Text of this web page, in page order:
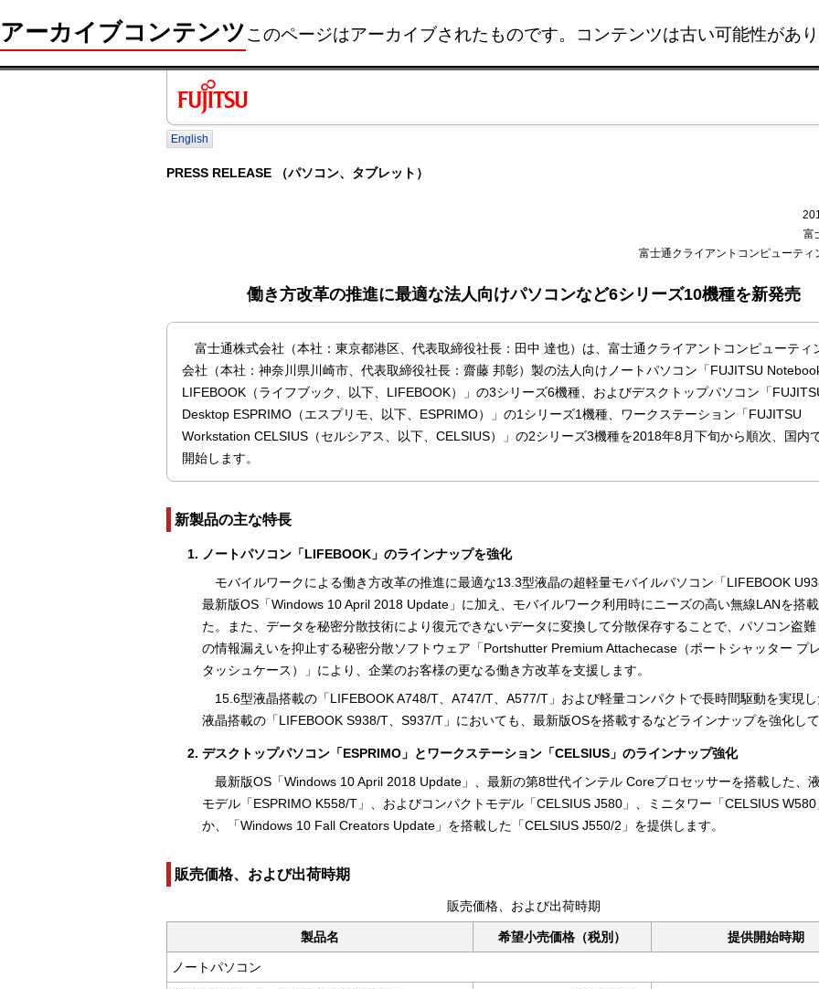
アーカイブコンテンツこのページはアーカイブされたものです。コンテンツは古い可能性があ
English
PRESS RELEASE （パソコン、タブレット）
富
富士通クライアントコンピューティ
働き方改革の推進に最適な法人向けパソコンなど6シリーズ10機種を新発売
富士通株式会社（本社：東京都港区、代表取締役社長：田中 達也）は、富士通クライアントコンピューティ
会社（本社：神奈川県川崎市、代表取締役社長：齋藤 邦彰）製の法人向けノートパソコン「FUJITSU
LIFEBOOK（ライフブック、以下、LIFEBOOK）」の3シリーズ6機種、およびデスクトップパソコン「
Desktop ESPRIMO（エスプリモ、以下、ESPRIMO）」の1シリーズ1機種、ワークステーション「FUJITSU
Workstation CELSIUS（セルシアス、以下、CELSIUS）」の2シリーズ3機種を2018年8月下旬から順次、国内
開始します。
新製品の主な特長
ノートパソコン「LIFEBOOK」のラインナップを強化
モバイルワークによる働き方改革の推進に最適な13.3型液晶の超軽量モバイルパソコン「LIFEBOOK
最新版OS「Windows 10 April 2018 Update」に加え、モバイルワーク利用時にニーズの高い無線LANを搭
た。また、データを秘密分散技術により復元できないデータに変換して分散保存することで、パソコン盗
の情報漏えいを抑止する秘密分散ソフトウェア「Portshutter Premium Attachecase（ポートシャッター プ
タッシュケース）」により、企業のお客様の更なる働き方改革を支援します。
15.6型液晶搭載の「LIFEBOOK A748/T、A747/T、A577/T」および軽量コンパクトで長時間駆動を実現
液晶搭載の「LIFEBOOK S938/T、S937/T」においても、最新版OSを搭載するなどラインナップを強化し
デスクトップパソコン「ESPRIMO」とワークステーション「CELSIUS」のラインナップ強化
最新版OS「Windows 10 April 2018 Update」、最新の第8世代インテル Coreプロセッサーを搭載した、
モデル「ESPRIMO K558/T」、およびコンパクトモデル「CELSIUS J580」、ミニタワー「CELSIUS
か、「Windows 10 Fall Creators Update」を搭載した「CELSIUS J550/2」を提供します。
販売価格、および出荷時期
販売価格、および出荷時期
製品名 希望小売価格（税別） 提供開始時期
ノートパソコン